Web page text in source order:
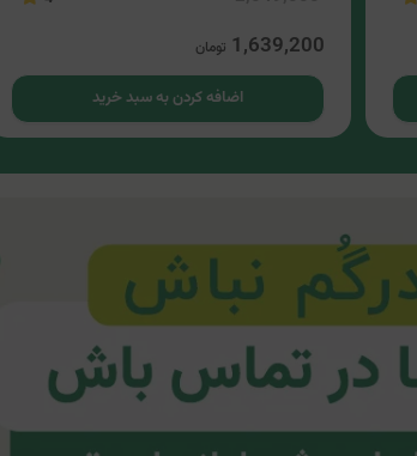
1,639,200 تومان
اضافه کردن به سبد خرید